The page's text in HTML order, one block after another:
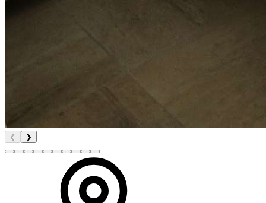
❮ ❯